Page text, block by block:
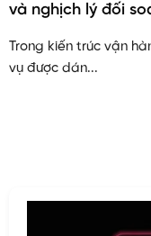
và nghịch lý đối
Trong kiến trúc vận
vụ được dán...